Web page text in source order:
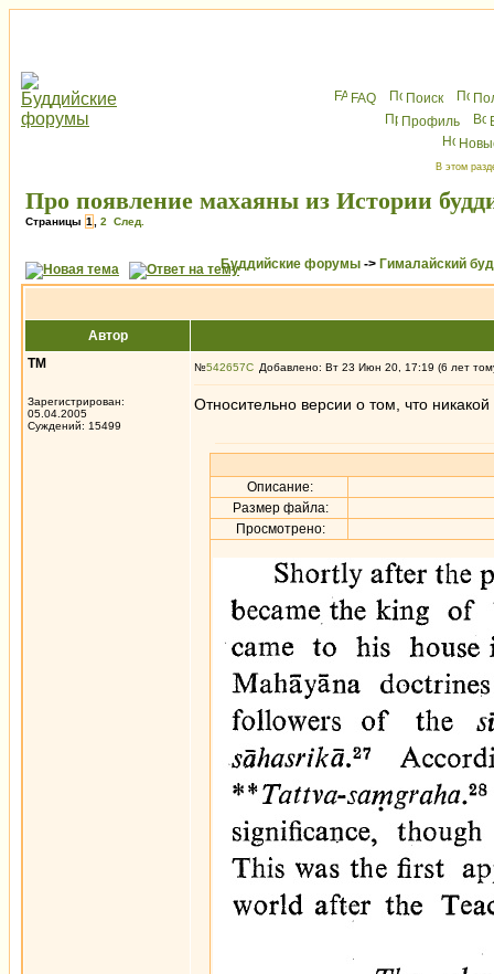
FAQ Поиск
Профиль
В этом
Про появление махаяны из Истории
Страницы 1 2 След.
Буддийские форумы -> Гималайский
Автор
ТМ
Зарегистрирован:
05.04.2005
Суждений: 15499
№542657 Добавлено: Вт 23 Июн 20, 17:19 (6 лет
Относительно версии о том, что
Описание:
Размер файла:
Просмотрено: